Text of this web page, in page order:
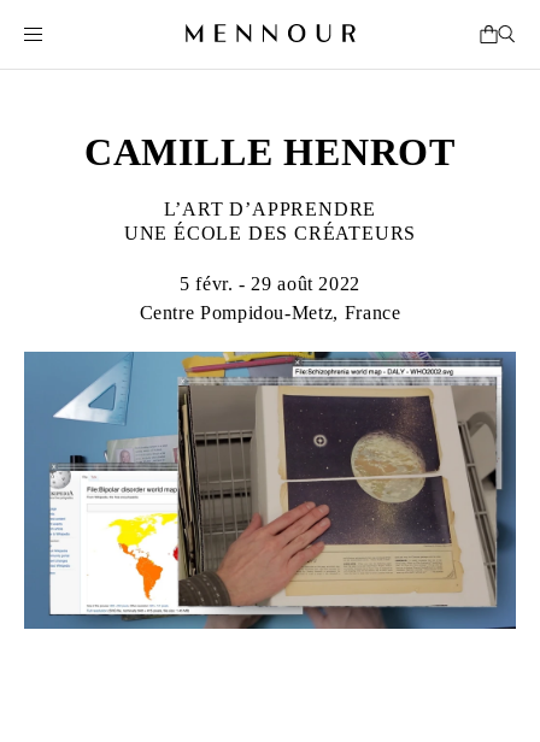
CAMILLE HENROT
L’ART D’APPRENDRE
UNE ÉCOLE DES CRÉATEURS
5 févr. - 29 août 2022
Centre Pompidou-Metz, France